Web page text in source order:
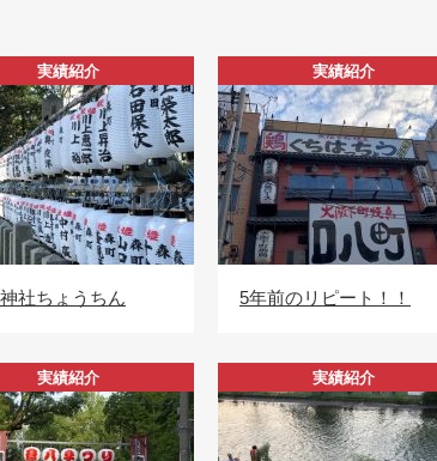
実績紹介
社ちょうちん
実績紹介
5年前のリピート！！
実績紹介 実績紹介